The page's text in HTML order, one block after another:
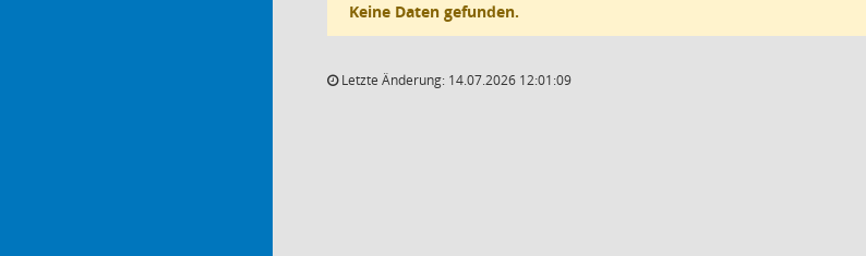
Keine Daten gefunden.
Letzte Änderung: 14.07.2026 12:01:09